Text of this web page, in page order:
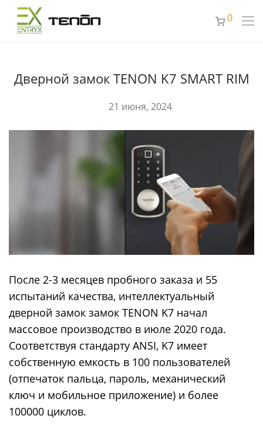
0
Дверной замок TENON K7 SMART RIM
21 июня, 2024
После 2-3 месяцев пробного заказа и 55
испытаний качества, интеллектуальный
дверной замок замок TENON K7 начал
массовое производство в июле 2020 года.
Соответствуя стандарту ANSI, K7 имеет
собственную емкость в 100 пользователей
(отпечаток пальца, пароль, механический
ключ и мобильное приложение) и более
100000 циклов.